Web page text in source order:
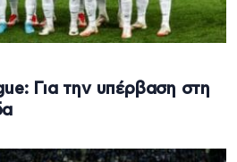
Για την υπέρβαση στη